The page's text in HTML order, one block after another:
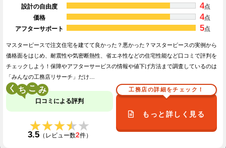
設計の自由度
4点
価格
4点
アフターサポート
5点
マスターピースで注文住宅を建てて良かった？悪かった？マスターピースの実例から
価格面をはじめ、耐震性や気密断熱性、省エネ性などの住宅性能など口コミで評判を
チェックしよう！保障やアフターサービスの情報や値下げ方法まで調査しているのは
「みんなの工務店リサーチ」だけ…
く こ
口コミによる評判
★★★★★
★★★★★
3.5（レビュー数2件）
工務店の詳細をチェック！
もっと詳しく見る